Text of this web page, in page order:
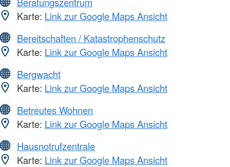
Karte: Link zur Google Maps Ansicht
Bereitschaften / Katastrophenschutz
Karte: Link zur Google Maps Ansicht
Bergwacht
Karte: Link zur Google Maps Ansicht
Betreutes Wohnen
Karte: Link zur Google Maps Ansicht
Hausnotrufzentrale
Karte: Link zur Google Maps Ansicht